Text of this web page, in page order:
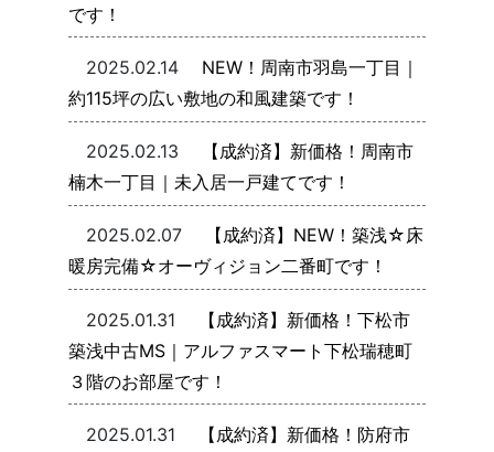
です！
2025.02.14
NEW！周南市羽島一丁目｜
約115坪の広い敷地の和風建築です！
2025.02.13
【成約済】新価格！周南市
楠木一丁目｜未入居一戸建てです！
2025.02.07
【成約済】NEW！築浅☆床
暖房完備☆オーヴィジョン二番町です！
2025.01.31
【成約済】新価格！下松市
築浅中古MS｜アルファスマート下松瑞穂町
３階のお部屋です！
2025.01.31
【成約済】新価格！防府市